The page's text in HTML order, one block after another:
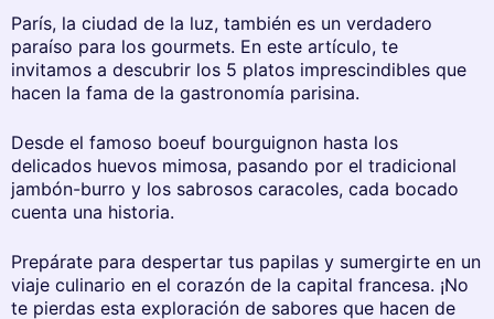
París, la ciudad de la luz, también es un verdadero
paraíso para los gourmets. En este artículo, te
invitamos a descubrir los 5 platos imprescindibles que
hacen la fama de la gastronomía parisina.
Desde el famoso boeuf bourguignon hasta los
delicados huevos mimosa, pasando por el tradicional
jambón-burro y los sabrosos caracoles, cada bocado
cuenta una historia.
Prepárate para despertar tus papilas y sumergirte en un
viaje culinario en el corazón de la capital francesa. ¡No
te pierdas esta exploración de sabores que hacen de